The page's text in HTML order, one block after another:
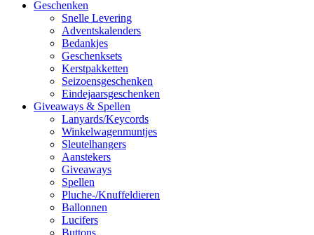
Geschenken
Snelle Levering
Adventskalenders
Bedankjes
Geschenksets
Kerstpakketten
Seizoensgeschenken
Eindejaarsgeschenken
Giveaways & Spellen
Lanyards/Keycords
Winkelwagenmuntjes
Sleutelhangers
Aanstekers
Giveaways
Spellen
Pluche-/Knuffeldieren
Ballonnen
Lucifers